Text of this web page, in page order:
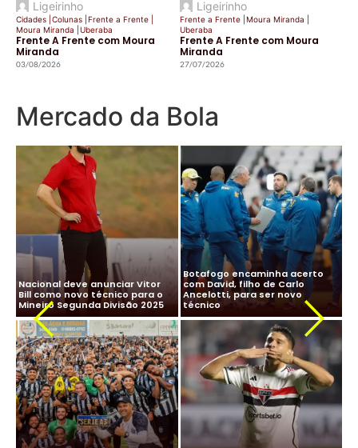
Ligeirinho
Cidades Colunas Frente a Frente
Moura Miranda
Uberaba
Frente A Frente com Moura
Miranda
03/08/2026
Ligeirinho
Frente a Frente Moura Miranda
Uberaba
Frente A Frente com Moura
Miranda
27/07/2026
Mercado da Bola
CBF desiste de Ancelotti:
salário milionário na Arábia e
impasse com Real Madrid
travam negociação
Ancelotti diz “sim” à Seleção
Brasileira e CBF finaliza
detalhes para oficializar
acordo